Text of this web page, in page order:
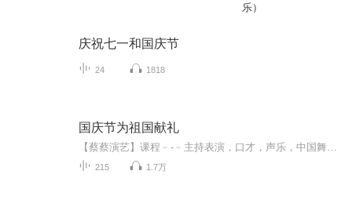
乐）
庆祝七一和国庆节
24 1818
国庆节为祖国献礼
215 1.7万